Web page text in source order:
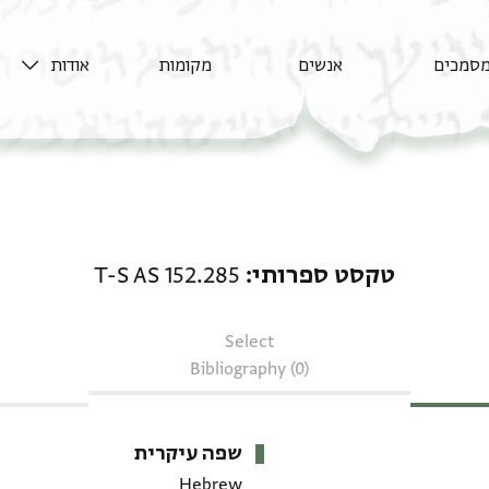
מסמכים אנשים מקומות אודות
טקסט ספרותי T-S AS 152.285
Select
Bibliography (0)
שפה עיקרית